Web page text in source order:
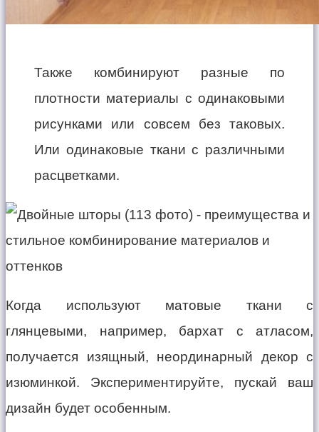
Также комбинируют разные по
плотности материалы с одинаковыми
рисунками или совсем без таковых.
Или одинаковые ткани с различными
расцветками.
Когда используют матовые ткани с
глянцевыми, например, бархат с атласом,
получается изящный, неординарный декор с
изюминкой. Экспериментируйте, пускай ваш
дизайн будет особенным.